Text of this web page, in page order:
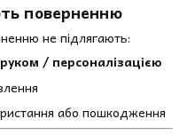
поверненню
не підлягають:
/ персоналізацією
або пошкодження